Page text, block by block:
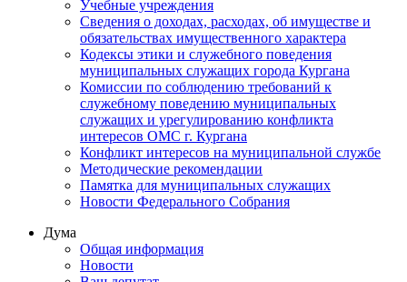
Учебные учреждения
Сведения о доходах, расходах, об имуществе и
обязательствах имущественного характера
Кодексы этики и служебного поведения
муниципальных служащих города Кургана
Комиссии по соблюдению требований к
служебному поведению муниципальных
служащих и урегулированию конфликта
интересов ОМС г. Кургана
Конфликт интересов на муниципальной службе
Методические рекомендации
Памятка для муниципальных служащих
Новости Федерального Cобрания
Дума
Общая информация
Новости